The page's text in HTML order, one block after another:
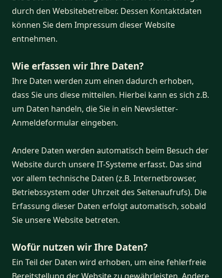
durch den Websitebetreiber. Dessen Kontaktdaten
können Sie dem Impressum dieser Website
entnehmen.
Wie erfassen wir Ihre Daten?
Ihre Daten werden zum einen dadurch erhoben,
dass Sie uns diese mitteilen. Hierbei kann es sich z.B.
um Daten handeln, die Sie in ein Newsletter-
Anmeldeformular eingeben.
Andere Daten werden automatisch beim Besuch der
Website durch unsere IT-Systeme erfasst. Das sind
vor allem technische Daten (z.B. Internetbrowser,
Betriebssystem oder Uhrzeit des Seitenaufrufs). Die
Erfassung dieser Daten erfolgt automatisch, sobald
Sie unsere Website betreten.
Wofür nutzen wir Ihre Daten?
Ein Teil der Daten wird erhoben, um eine fehlerfreie
Bereitstellung der Website zu gewährleisten. Andere